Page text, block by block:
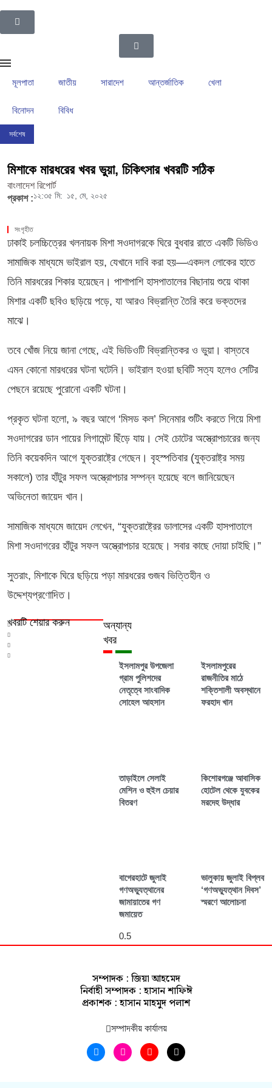
মূলপাতা জাতীয় সারাদেশ আন্তর্জাতিক খেলা
বিনোদন বিবিধ
সর্বশেষ
মিশাকে মারধরের খবর ভুয়া, চিকিৎসার খবরটি সঠিক
বাংলাদেশ রিপোর্ট
প্রকাশ :১২:৩৫ মি: ১৫, মে, ২০২৫
সংগৃহীত
ঢাকাই চলচ্চিত্রের খলনায়ক মিশা সওদাগরকে ঘিরে বুধবার রাতে একটি ভিডিও
সামাজিক মাধ্যমে ভাইরাল হয়, যেখানে দাবি করা হয়—একদল লোকের হাতে
তিনি মারধরের শিকার হয়েছেন। পাশাপাশি হাসপাতালের বিছানায় শুয়ে থাকা
মিশার একটি ছবিও ছড়িয়ে পড়ে, যা আরও বিভ্রান্তি তৈরি করে ভক্তদের
মাঝে।
তবে খোঁজ নিয়ে জানা গেছে, এই ভিডিওটি বিভ্রান্তিকর ও ভুয়া। বাস্তবে
এমন কোনো মারধরের ঘটনা ঘটেনি। ভাইরাল হওয়া ছবিটি সত্য হলেও সেটির
পেছনে রয়েছে পুরোনো একটি ঘটনা।
প্রকৃত ঘটনা হলো, ৯ বছর আগে ‘মিসড কল’ সিনেমার শুটিং করতে গিয়ে মিশা
সওদাগরের ডান পায়ের লিগামেন্ট ছিঁড়ে যায়। সেই চোটের অস্ত্রোপচারের জন্য
তিনি কয়েকদিন আগে যুক্তরাষ্ট্রে গেছেন। বৃহস্পতিবার (যুক্তরাষ্ট্র সময়
সকালে) তার হাঁটুর সফল অস্ত্রোপচার সম্পন্ন হয়েছে বলে জানিয়েছেন
অভিনেতা জায়েদ খান।
সামাজিক মাধ্যমে জায়েদ লেখেন, “যুক্তরাষ্ট্রের ডালাসের একটি হাসপাতালে
মিশা সওদাগরের হাঁটুর সফল অস্ত্রোপচার হয়েছে। সবার কাছে দোয়া চাইছি।”
সুতরাং, মিশাকে ঘিরে ছড়িয়ে পড়া মারধরের গুজব ভিত্তিহীন ও
উদ্দেশ্যপ্রণোদিত।
খবরটি শেয়ার করুন
অন্যান্য
খবর
ইসলামপুর উপজেলা
গ্রাম পুলিশদের
নেতৃত্বে সাংবাদিক
সোহেল আহসান
ইসলামপুরের
রাজনীতির মাঠে
শক্তিশালী অবস্থানে
ফরহাদ খান
তাড়াইলে সেলাই
মেশিন ও হুইল চেয়ার
বিতরণ
কিশোরগঞ্জে আবাসিক
হোটেল থেকে যুবকের
মরদেহ উদ্ধার
বাগেরহাটে জুলাই
গণঅভ্যুত্থানের
জামায়াতের গণ
জমায়েত
ভালুকায় জুলাই বিপ্লব
‘গণঅভ্যুত্থান দিবস’
স্মরণে আলোচনা
সম্পাদক : জিয়া আহমেদ
নির্বাহী সম্পাদক : হাসান শাফিঈ
প্রকাশক : হাসান মাহমুদ পলাশ
সম্পাদকীয় কার্যালয়